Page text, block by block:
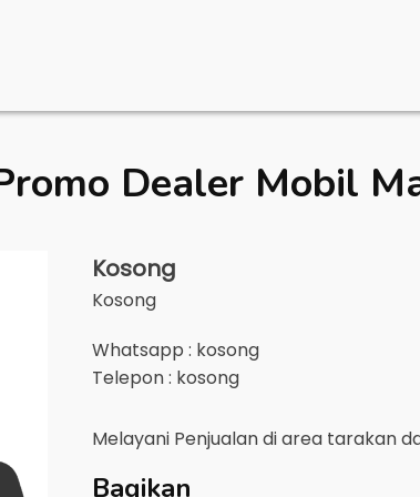
Dealer Mobil
Kosong
Kosong
Whatsapp : kosong
Telepon : kosong
Melayani Penjualan di area tarakan
Bagikan